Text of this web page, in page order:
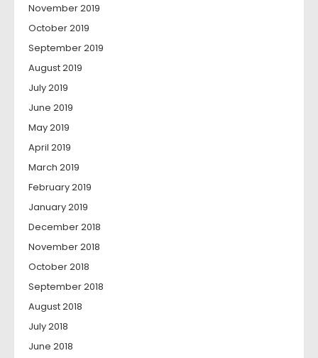
November 2019
October 2019
September 2019
August 2019
July 2019
June 2019
May 2019
April 2019
March 2019
February 2019
January 2019
December 2018
November 2018
October 2018
September 2018
August 2018
July 2018
June 2018